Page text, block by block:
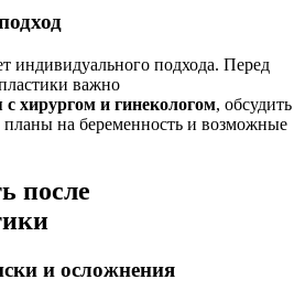
индивидуального подхода. Перед
важно
с хирургом и гинекологом, обсудить
планы на беременность и возможные
после
и осложнения